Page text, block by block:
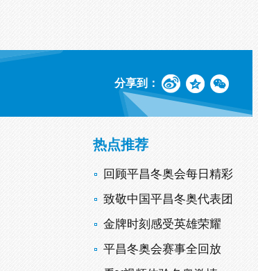
分享到：
热点推荐
回顾平昌冬奥会每日精彩
致敬中国平昌冬奥代表团
金牌时刻感受英雄荣耀
平昌冬奥会赛事全回放